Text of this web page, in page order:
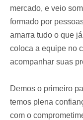
mercado, e veio
formado por
amarra tudo o que
coloca a equipe no
acompanhar suas
Demos o primeiro
temos plena
com o